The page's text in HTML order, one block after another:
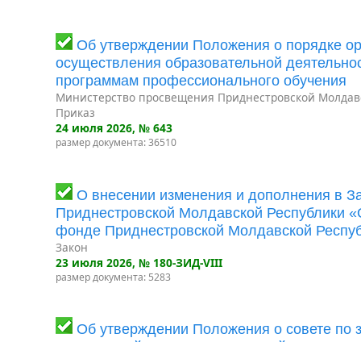
Об утверждении Положения о порядке
осуществления образовательной
программам профессионального обучения
Министерство просвещения Приднестровской
Приказ
24 июля 2026, № 643
размер документа: 36510
О внесении изменения и дополнения в
Приднестровской Молдавской Республики
фонде Приднестровской Молдавской
Закон
23 июля 2026, № 180-ЗИД-VIII
размер документа: 5283
Об утверждении Положения о совете по